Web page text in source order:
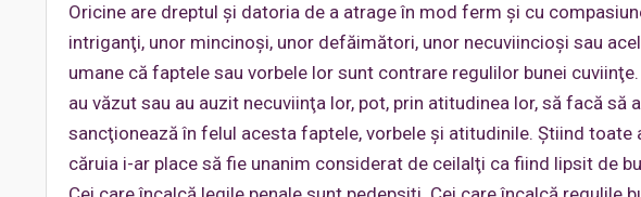
Oricine are dreptul şi datoria de a atrage în mod ferm şi cu
intriganţi, unor mincinoşi, unor defăimători, unor necuviincioşi sau
umane că faptele sau vorbele lor sunt contrare regulilor bunei
au văzut sau au auzit necuviinţa lor, pot, prin atitudinea lor, să facă
sancţionează în felul acesta faptele, vorbele şi atitudinile. Ştiind toate
căruia i-ar place să fie unanim considerat de ceilalţi ca fiind lipsit de